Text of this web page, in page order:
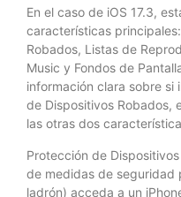
En el caso de iOS 17.3,
características
Robados, Listas de
Music y Fondos de
información clara sobre si
de Dispositivos Robados,
las otras dos
Protección de
de medidas de seguridad
ladrón) acceda a un